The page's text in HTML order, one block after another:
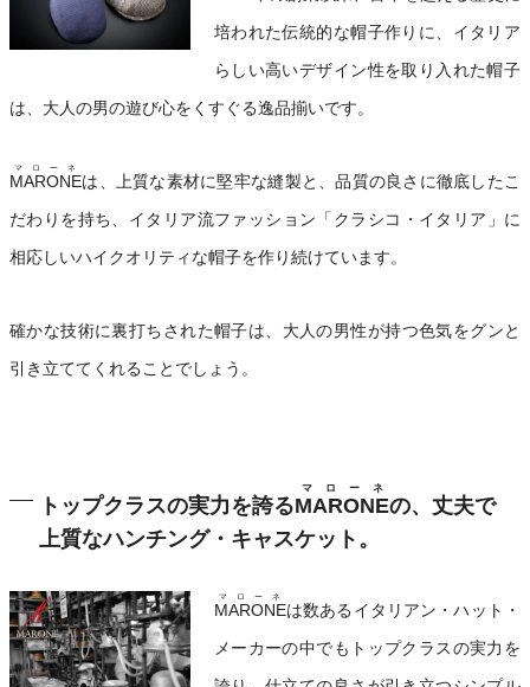
培われた伝統的な帽子作りに、イタリア
らしい高いデザイン性を取り入れた帽子
は、大人の男の遊び心をくすぐる逸品揃いです。
MARONE
マローネ
は、上質な素材に堅牢な縫製と、品質の良さに徹底したこ
だわりを持ち、イタリア流ファッション「クラシコ・イタリア」に
相応しいハイクオリティな帽子を作り続けています。
確かな技術に裏打ちされた帽子は、大人の男性が持つ色気をグンと
引き立ててくれることでしょう。
トップクラスの実力を誇るMARONE
マローネ
の、丈夫で
上質なハンチング・キャスケット。
MARONE
マローネ
は数あるイタリアン・ハット・
メーカーの中でもトップクラスの実力を